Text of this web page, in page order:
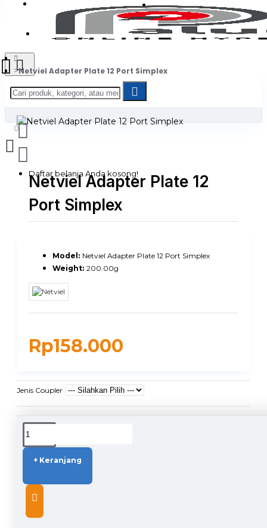
Jadi Penjual
0
Daftar belanja Anda kosong!
Netviel Adapter Plate 12 Port Simplex
Netviel Adapter Plate 12
Port Simplex
Rp158.000
Model: Netviel Adapter Plate 12 Port Simplex
Weight: 200.00g
Jenis Coupler
+ Keranjang
DUKUNGAN PENGIRIMAN
DESCRIPTION